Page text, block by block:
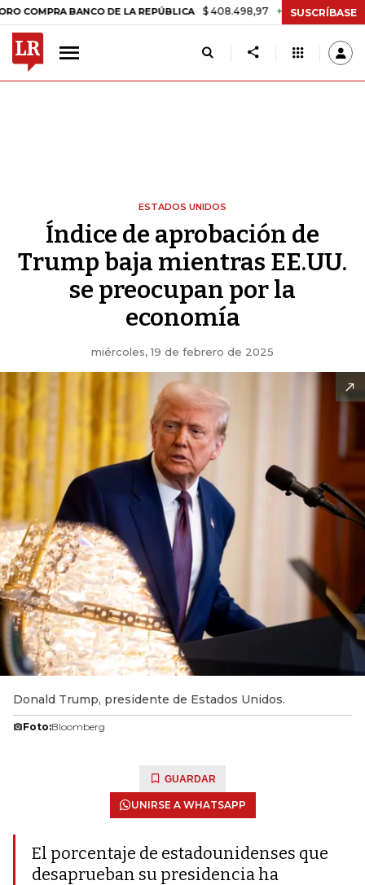
BANCO DE LA REPÚBLICA $ 408.498,97 +$ 8.753,81 +2,19%
SUSCRÍBASE
ESTADOS UNIDOS
Índice de aprobación de
Trump baja mientras EE.UU.
se preocupan por la
economía
miércoles, 19 de febrero de 2025
Donald Trump, presidente de Estados Unidos.
Foto:Bloomberg
GUARDAR
UNIRSE A WHATSAPP
El porcentaje de estadounidenses que
desaprueban su presidencia ha